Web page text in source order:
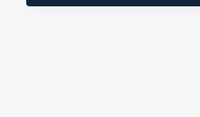
pedir